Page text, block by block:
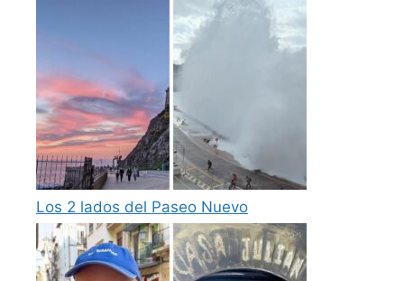
Los 2 lados del Paseo Nuevo